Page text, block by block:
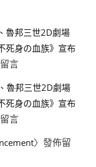
魯邦三世2D劇場
死身の血族》宣布
言
魯邦三世2D劇場
死身の血族》宣布
言
〉發佈留